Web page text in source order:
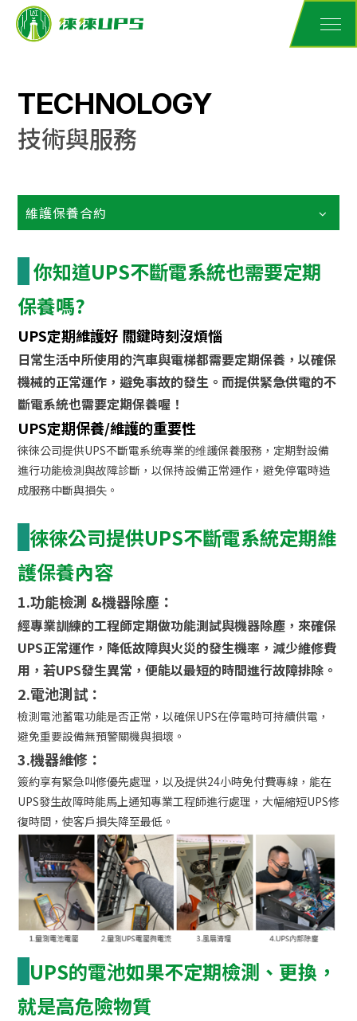
TECHNOLOGY
技術與服務
維護保養合約
你知道UPS不斷電系統也需要定期
保養嗎?
UPS定期維護好 關鍵時刻沒煩惱
日常生活中所使用的汽車與電梯都需要定期保養，以確保
機械的正常運作，避免事故的發生。而提供緊急供電的不
斷電系統也需要定期保養喔！
UPS定期保養/維護的重要性
徠徠公司提供UPS不斷電系统專業的维護保養服務，定期對設備
進行功能檢測與故障診斷，以保持設備正常運作，避免停電時造
成服務中斷與損失。
徠徠公司提供UPS不斷電系統定期維
護保養內容
1.功能檢測 &機器除塵：
經專業訓練的工程師定期做功能測試與機器除塵，來確保
UPS正常運作，降低故障與火災的發生機率，減少維修費
用，若UPS發生異常，便能以最短的時間進行故障排除。
2.電池測試：
檢測電池蓄電功能是否正常，以確保UPS在停電時可持續供電，
避免重要設備無預警關機與損壞。
3.機器維修：
簽約享有緊急叫修優先處理，以及提供24小時免付費專線，能在
UPS發生故障時能馬上通知專業工程師進行處理，大幅縮短UPS修
復時間，使客戶損失降至最低。
UPS的電池如果不定期檢測、更換，
就是高危險物質